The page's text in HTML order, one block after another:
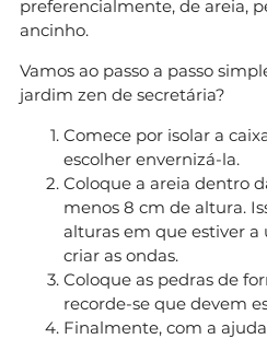
preferencialmente, de areia,
ancinho.
Vamos ao passo a passo
jardim zen de secretária?
Comece por isolar a
escolher envernizá-la.
Coloque a areia dentro
menos 8 cm de altura.
alturas em que estiver
criar as ondas.
Coloque as pedras de
recorde-se que devem
Finalmente, com a